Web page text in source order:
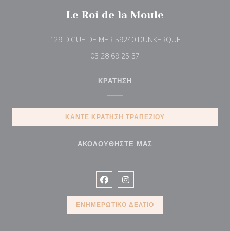
Le Roi de la Moule
129 DIGUE DE MER 59240 DUNKERQUE((ανοίγει σε
03 28 69 25 37
ΚΡΆΤΗΣΗ
ΚΆΝΤΕ ΚΡΆΤΗΣΗ ΤΡΑΠΕΖΙΟΎ
ΑΚΟΛΟΥΘΉΣΤΕ ΜΑΣ
Facebook ((ανοίγει σε νέο
Instagram ((ανοίγει σε νέο
ΕΝΗΜΕΡΩΤΙΚΌ ΔΕΛΤΊΟ